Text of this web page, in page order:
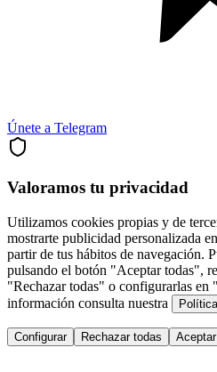
Únete a Telegram
Valoramos tu privacidad
Utilizamos cookies propias y de
mostrarte publicidad personalizada
partir de tus hábitos de navegación.
pulsando el botón "Aceptar todas",
"Rechazar todas" o configurarlas en
información consulta nuestra
Configurar Rechazar todas